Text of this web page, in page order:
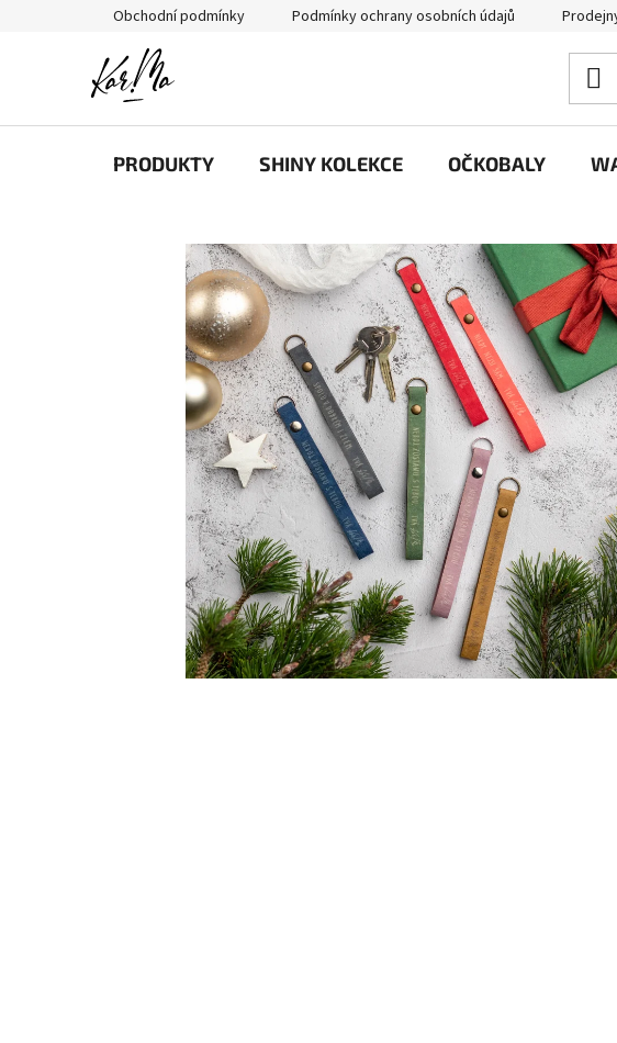
Obchodní podmínky Podmínky ochrany osobních údajů
PRODUKTY SHINY KOLEKCE OČKOBALY